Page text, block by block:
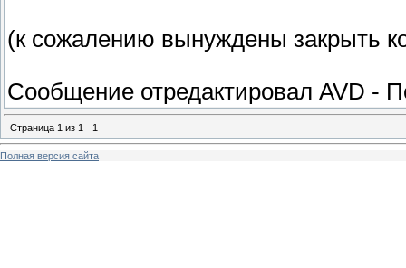
(к сожалению вынуждены закрыть
Сообщение отредактировал AVD -
Страница 1 из 1 1
Полная версия сайта